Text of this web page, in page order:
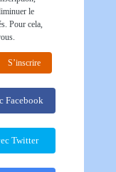
le
Pour cela,
S’inscrire
Facebook
Twitter